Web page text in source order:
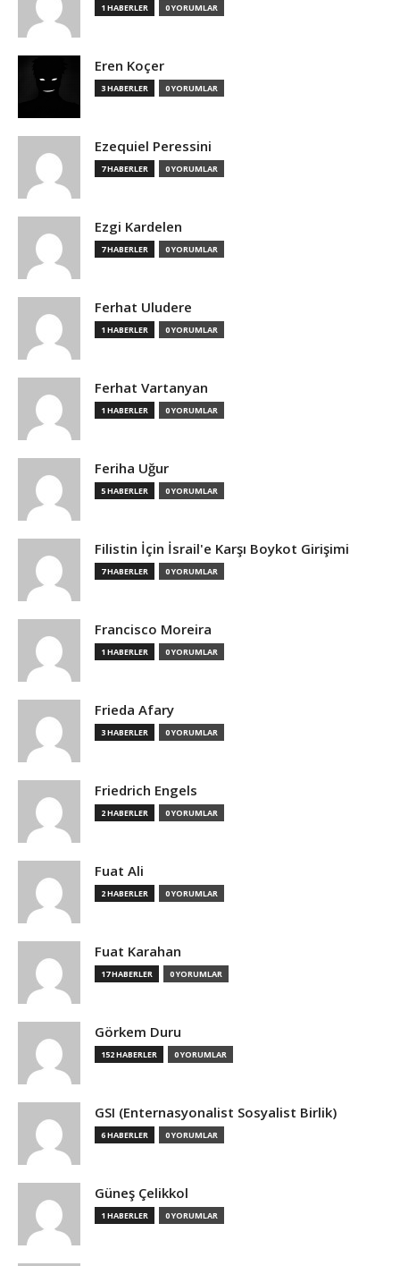
1 HABERLER 0 YORUMLAR
Eren Koçer
3 HABERLER 0 YORUMLAR
Ezequiel Peressini
7 HABERLER 0 YORUMLAR
Ezgi Kardelen
7 HABERLER 0 YORUMLAR
Ferhat Uludere
1 HABERLER 0 YORUMLAR
Ferhat Vartanyan
1 HABERLER 0 YORUMLAR
Feriha Uğur
5 HABERLER 0 YORUMLAR
Filistin İçin İsrail'e Karşı Boykot Girişimi
7 HABERLER 0 YORUMLAR
Francisco Moreira
1 HABERLER 0 YORUMLAR
Frieda Afary
3 HABERLER 0 YORUMLAR
Friedrich Engels
2 HABERLER 0 YORUMLAR
Fuat Ali
2 HABERLER 0 YORUMLAR
Fuat Karahan
17 HABERLER 0 YORUMLAR
Görkem Duru
152 HABERLER 0 YORUMLAR
GSI (Enternasyonalist Sosyalist Birlik)
6 HABERLER 0 YORUMLAR
Güneş Çelikkol
1 HABERLER 0 YORUMLAR